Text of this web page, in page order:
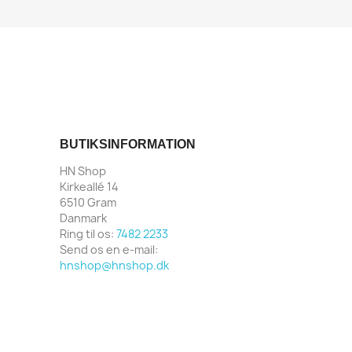
BUTIKSINFORMATION
HN Shop
Kirkeallé 14
6510 Gram
Danmark
Ring til os: 7482 2233
Send os en e-mail:
hnshop@hnshop.dk